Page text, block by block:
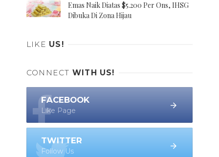
Emas Naik Diatas $5.200 Per Ons, IHSG
Dibuka Di Zona Hijau
LIKE US!
CONNECT WITH US!
FACEBOOK
Like Page
TWITTER
Follow Us